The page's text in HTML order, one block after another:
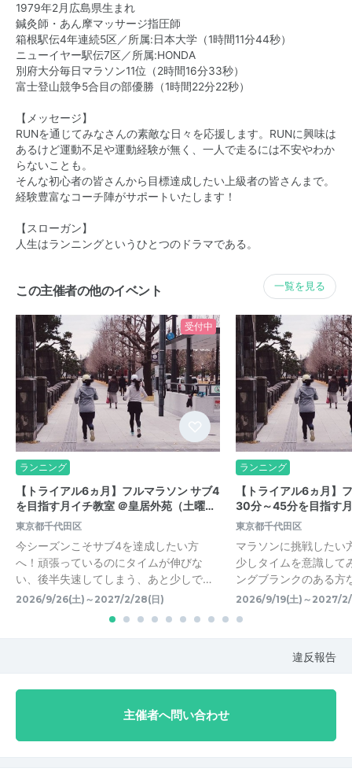
1979年2月広島県生まれ
鍼灸師・あん摩マッサージ指圧師
箱根駅伝4年連続5区／所属:日本大学（1時間11分44秒）
ニューイヤー駅伝7区／所属:HONDA
別府大分毎日マラソン11位（2時間16分33秒）
富士登山競争5合目の部優勝（1時間22分22秒）
【メッセージ】
RUNを通じてみなさんの素敵な日々を応援します。RUNに興味は
あるけど運動不足や運動経験が無く、一人で走るには不安やわか
らないことも。
そんな初心者の皆さんから目標達成したい上級者の皆さんまで。
経験豊富なコーチ陣がサポートいたします！
【スローガン】
人生はランニングというひとつのドラマである。
この主催者の他のイベント 一覧を見る
受付中
ランニング
【トライアル6ヵ月】フルマラソン サブ4
を目指す月イチ教室 ＠皇居外苑（土曜…
東京都千代田区
今シーズンこそサブ4を達成したい方
へ！頑張っているのにタイムが伸びな
い、後半失速してしまう、あと少しで…
2026/9/26(土)～2027/2/28(日)
ランニング
【トライアル6ヵ月】
30分～45分を目指す
東京都千代田区
マラソンに挑戦したい
少しタイムを意識して
ングブランクのある
2026/9/19(土)～2027/
違反報告
主催者へ問い合わせ